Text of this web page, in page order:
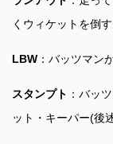
くウィケットを倒す
LBW ：バッツマン
スタンプト ：バッ
ット・キーパー(後